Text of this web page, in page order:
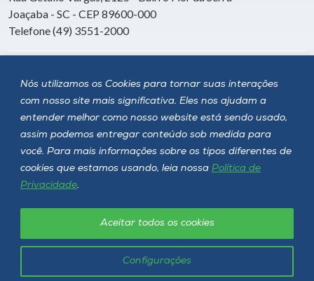
Nós utilizamos os Cookies para tornar suas interações
com nosso site mais significativa. Eles nos ajudam a
entender melhor como nosso website está sendo usado,
assim podemos entregar conteúdo sob medida para
você. Para mais informações sobre os tipos diferentes de
cookies que estamos usando, leia nossa Política de
Privacidade.
Configurações
Aceitar todos os cookies
Joaçaba - SC - CEP 89600-000
Telefone (49) 3551-2000
Siga a Unoesc
Unoesc © 2026 - Todos os direitos reservados
Política de privacidade LGPD